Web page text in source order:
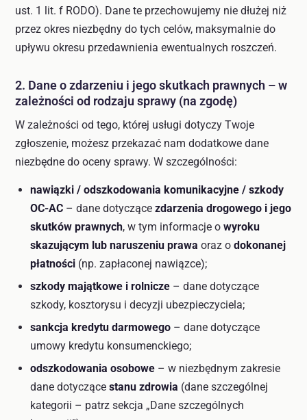
ust. 1 lit. f RODO). Dane te przechowujemy nie dłużej niż
przez okres niezbędny do tych celów, maksymalnie do
upływu okresu przedawnienia ewentualnych roszczeń.
2. Dane o zdarzeniu i jego skutkach prawnych – w
zależności od rodzaju sprawy (na zgodę)
W zależności od tego, której usługi dotyczy Twoje
zgłoszenie, możesz przekazać nam dodatkowe dane
niezbędne do oceny sprawy. W szczególności:
nawiązki / odszkodowania komunikacyjne / szkody
OC-AC – dane dotyczące zdarzenia drogowego i jego
skutków prawnych, w tym informacje o wyroku
skazującym lub naruszeniu prawa oraz o dokonanej
płatności (np. zapłaconej nawiązce);
szkody majątkowe i rolnicze – dane dotyczące
szkody, kosztorysu i decyzji ubezpieczyciela;
sankcja kredytu darmowego – dane dotyczące
umowy kredytu konsumenckiego;
odszkodowania osobowe – w niezbędnym zakresie
dane dotyczące stanu zdrowia (dane szczególnej
kategorii – patrz sekcja „Dane szczególnych